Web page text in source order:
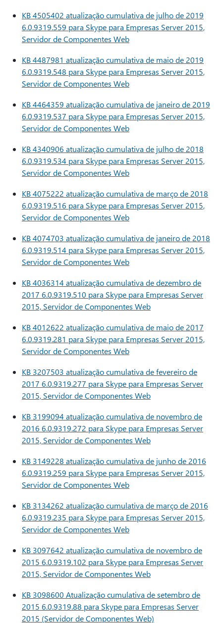
KB 4505402 atualização cumulativa de julho de 2019
6.0.9319.559 para Skype para Empresas Server 2015,
Servidor de Componentes Web
KB 4487981 atualização cumulativa de maio de 2019
6.0.9319.548 para Skype para Empresas Server 2015,
Servidor de Componentes Web
KB 4464359 atualização cumulativa de janeiro de 2019
6.0.9319.537 para Skype para Empresas Server 2015,
Servidor de Componentes Web
KB 4340906 atualização cumulativa de julho de 2018
6.0.9319.534 para Skype para Empresas Server 2015,
Servidor de Componentes Web
KB 4075222 atualização cumulativa de março de 2018
6.0.9319.516 para Skype para Empresas Server 2015,
Servidor de Componentes Web
KB 4074703 atualização cumulativa de janeiro de 2018
6.0.9319.514 para Skype para Empresas Server 2015,
Servidor de Componentes Web
KB 4036314 atualização cumulativa de dezembro de
2017 6.0.9319.510 para Skype para Empresas Server
2015, Servidor de Componentes Web
KB 4012622 atualização cumulativa de maio de 2017
6.0.9319.281 para Skype para Empresas Server 2015,
Servidor de Componentes Web
KB 3207503 atualização cumulativa de fevereiro de
2017 6.0.9319.277 para Skype para Empresas Server
2015, Servidor de Componentes Web
KB 3199094 atualização cumulativa de novembro de
2016 6.0.9319.272 para Skype para Empresas Server
2015, Servidor de Componentes Web
KB 3149228 atualização cumulativa de junho de 2016
6.0.9319.259 para Skype para Empresas Server 2015,
Servidor de Componentes Web
KB 3134262 atualização cumulativa de março de 2016
6.0.9319.235 para Skype para Empresas Server 2015,
Servidor de Componentes Web
KB 3097642 atualização cumulativa de novembro de
2015 6.0.9319.102 para Skype para Empresas Server
2015, Servidor de Componentes Web
KB 3098600 Atualização cumulativa de setembro de
2015 6.0.9319.88 para Skype para Empresas Server
2015 (Servidor de Componentes Web)